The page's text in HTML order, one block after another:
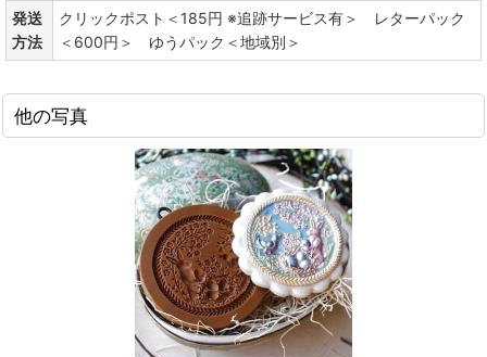
発送
方法
クリックポスト＜185円 ※追跡サービス有＞ レターパック
＜600円＞ ゆうパック＜地域別＞
他の写真